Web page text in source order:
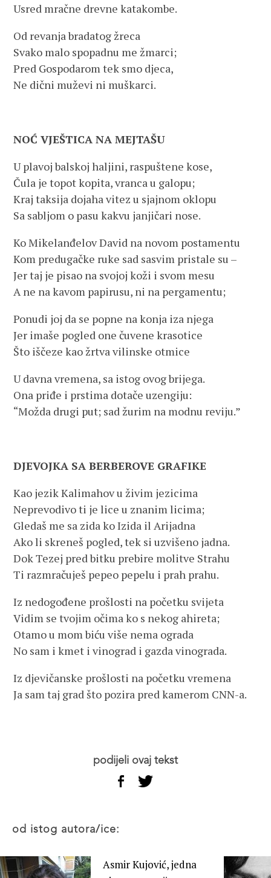
Usred mračne drevne katakombe.
Od revanja bradatog žreca
Svako malo spopadnu me žmarci;
Pred Gospodarom tek smo djeca,
Ne dični muževi ni muškarci.
NOĆ VJEŠTICA NA MEJTAŠU
U plavoj balskoj haljini, raspuštene kose,
Čula je topot kopita, vranca u galopu;
Kraj taksija dojaha vitez u sjajnom oklopu
Sa sabljom o pasu kakvu janjičari nose.
Ko Mikelanđelov David na novom postamentu
Kom predugačke ruke sad sasvim pristale su –
Jer taj je pisao na svojoj koži i svom mesu
A ne na kavom papirusu, ni na pergamentu;
Ponudi joj da se popne na konja iza njega
Jer imaše pogled one čuvene krasotice
Što iščeze kao žrtva vilinske otmice
U davna vremena, sa istog ovog brijega.
Ona priđe i prstima dotače uzengiju:
“Možda drugi put; sad žurim na modnu reviju.”
DJEVOJKA SA BERBEROVE GRAFIKE
Kao jezik Kalimahov u živim jezicima
Neprevodivo ti je lice u znanim licima;
Gledaš me sa zida ko Izida il Arijadna
Ako li skreneš pogled, tek si uzvišeno jadna.
Dok Tezej pred bitku prebire molitve Strahu
Ti razmračuješ pepeo pepelu i prah prahu.
Iz nedogođene prošlosti na početku svijeta
Vidim se tvojim očima ko s nekog ahireta;
Otamo u mom biću više nema ograda
No sam i kmet i vinograd i gazda vinograda.
Iz djevičanske prošlosti na početku vremena
Ja sam taj grad što pozira pred kamerom CNN-a.
podijeli ovaj tekst
od istog autora/ice:
Asmir Kujović, jedna